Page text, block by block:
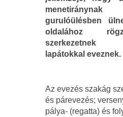
gurulóülésben
oldalához
szerkezetnek
lapátokkal eveznek.
Az evezés szakág
és párevezés;
pálya- (regatta) és